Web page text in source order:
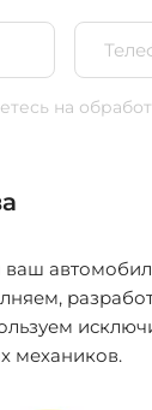
на
механиков.